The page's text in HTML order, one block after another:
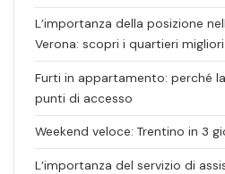
L’importanza della posizione
Verona: scopri i quartieri migliori
Furti in appartamento: perché
punti di accesso
Weekend veloce: Trentino in 3
L’importanza del servizio di